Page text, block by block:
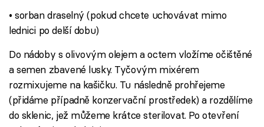
• sorban draselný (pokud chcete uchovávat mimo
lednici po delší dobu)
Do nádoby s olivovým olejem a octem vložíme očištěné
a semen zbavené lusky. Tyčovým mixérem
rozmixujeme na kašičku. Tu následně prohřejeme
(přidáme případně konzervační prostředek) a rozdělíme
do sklenic, jež můžeme krátce sterilovat. Po otevření